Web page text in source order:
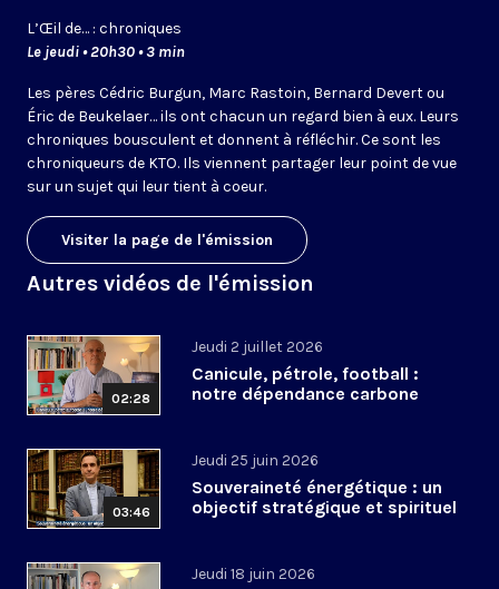
L’Œil de… : chroniques
Le jeudi • 20h30 • 3 min
Les pères Cédric Burgun, Marc Rastoin, Bernard Devert ou
Éric de Beukelaer… ils ont chacun un regard bien à eux. Leurs
chroniques bousculent et donnent à réfléchir. Ce sont les
chroniqueurs de KTO. Ils viennent partager leur point de vue
sur un sujet qui leur tient à coeur.
Visiter la page de l'émission
Autres vidéos de l'émission
02:28
Jeudi 2 juillet 2026
Canicule, pétrole, football :
notre dépendance carbone
03:46
Jeudi 25 juin 2026
Souveraineté énergétique : un
objectif stratégique et spirituel
Jeudi 18 juin 2026